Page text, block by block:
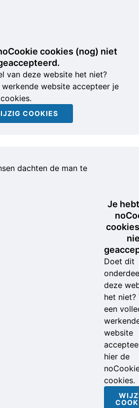
cookies (nog) niet
van deze website het niet?
website accepteer je
COOKIES
dachten de man te
Je
Doet dit
deze
het niet?
een
website
hier de
cookies.